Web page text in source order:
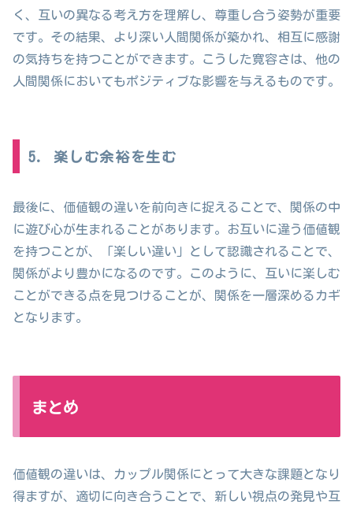
く、互いの異なる考え方を理解し、尊重し合う姿勢が重要
です。その結果、より深い人間関係が築かれ、相互に感謝
の気持ちを持つことができます。こうした寛容さは、他の
人間関係においてもポジティブな影響を与えるものです。
5. 楽しむ余裕を生む
最後に、価値観の違いを前向きに捉えることで、関係の中
に遊び心が生まれることがあります。お互いに違う価値観
を持つことが、「楽しい違い」として認識されることで、
関係がより豊かになるのです。このように、互いに楽しむ
ことができる点を見つけることが、関係を一層深めるカギ
となります。
まとめ
価値観の違いは、カップル関係にとって大きな課題となり
得ますが、適切に向き合うことで、新しい視点の発見や互